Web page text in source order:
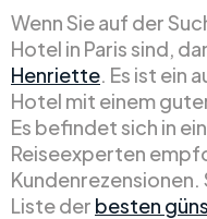
Wenn Sie auf der
Hotel in Paris sind,
Henriette . Es ist
Hotel mit einem
Es befindet sich in
Reiseexperten
Kundenrezensionen.
Liste der besten